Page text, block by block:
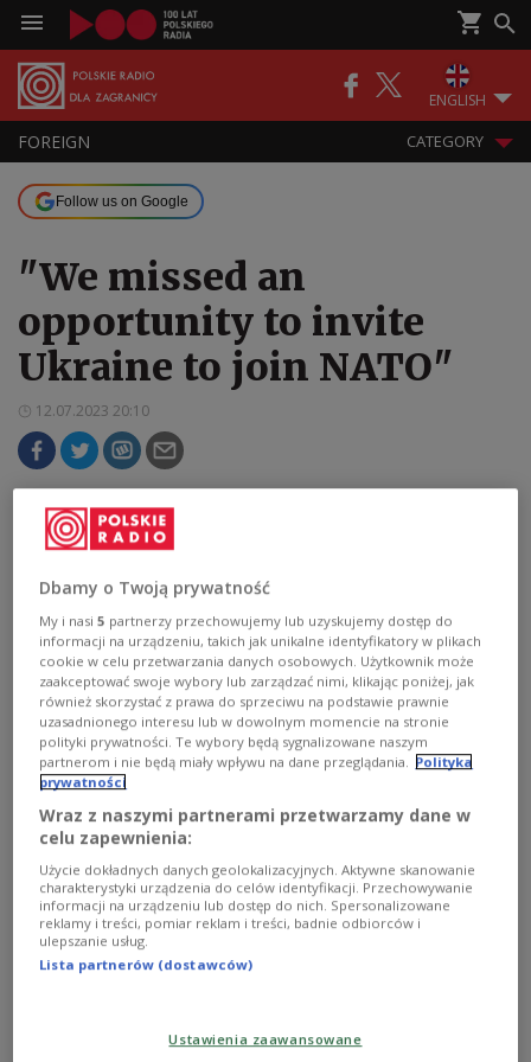
ENGLISH
FOREIGN CATEGORY
Follow us on Google
"We missed an
opportunity to invite
Ukraine to join NATO"
12.07.2023 20:10
Poland's General Koziej expresses
disappointment at the luke-warm promises
General Stanisław Koziej Wojciech Kusiński, Polskie Radio
In an interview for Poland's daily Super Express,
forthcoming in its committment to Ukrainian
Dbamy o Twoją prywatność
My i nasi5 partnerzy przechowujemy lub uzyskujemy dostęp do
informacji na urządzeniu, takich jak unikalne identyfikatory w plikach
cookie w celu przetwarzania danych osobowych. Użytkownik może
zaakceptować swoje wybory lub zarządzać nimi, klikając poniżej, jak
również skorzystać z prawa do sprzeciwu na podstawie prawnie
uzasadnionego interesu lub w dowolnym momencie na stronie
polityki prywatności. Te wybory będą sygnalizowane naszym
partnerom i nie będą miały wpływu na dane przeglądania. Polityka
prywatności
Wraz z naszymi partnerami przetwarzamy dane w
celu zapewnienia:
Użycie dokładnych danych geolokalizacyjnych. Aktywne skanowanie
charakterystyki urządzenia do celów identyfikacji. Przechowywanie
informacji na urządzeniu lub dostęp do nich. Spersonalizowane
reklamy i treści, pomiar reklam i treści, badnie odbiorców i
ulepszanie usług.
Lista partnerów (dostawców)
Ustawienia zaawansowane